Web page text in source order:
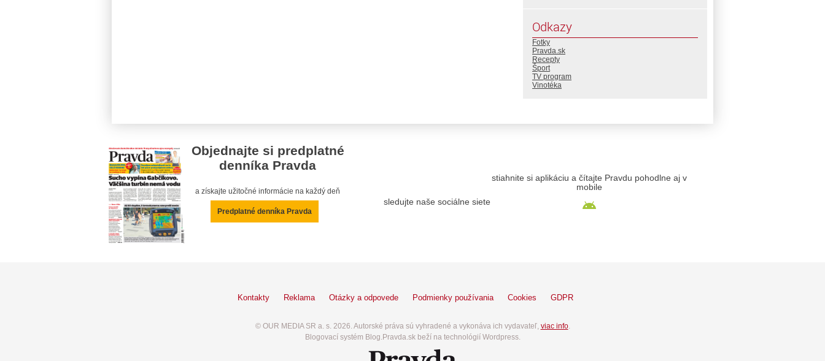
Odkazy
Fotky
Pravda.sk
Recepty
Šport
TV program
Vinotéka
Objednajte si predplatné
denníka Pravda
a získajte užitočné informácie na každý deň
Predplatné denníka Pravda
sledujte naše sociálne siete
stiahnite si aplikáciu a čítajte Pravdu pohodlne aj v
mobile
Kontakty Reklama Otázky a odpovede Podmienky používania Cookies GDPR
© OUR MEDIA SR a. s. 2026. Autorské práva sú vyhradené a vykonáva ich vydavateľ, viac info.
Blogovací systém Blog.Pravda.sk beží na technológií Wordpress.